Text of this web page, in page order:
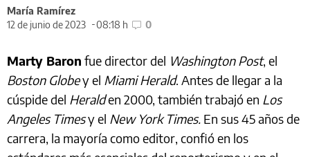
María Ramírez
12 de junio de 2023
08:18 h 0
Marty Baron fue director del Washington Post, el
Boston Globey el Miami Herald. Antes de llegar a la
cúspide del Heralden 2000, también trabajó en Los
Angeles Timesy el New York Times. En sus 45 años de
carrera, la mayoría como editor, confió en los